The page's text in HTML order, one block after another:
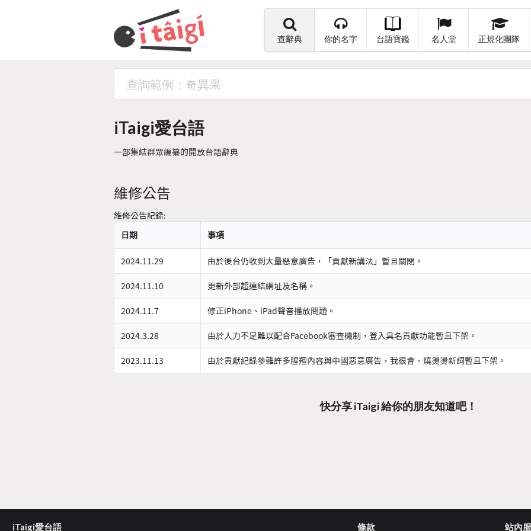
查辭典 你的名字 台語寶鑑 名人堂 正規化團隊
iTaigi愛台語
一部集結群眾編纂的開放台語辭典
維修公告
維修公告紀錄:
日期
事項
2024.11.29 由於後台仍收到大量惡意廣告，「貢獻新講法」暫且關閉。
2024.11.10 更新外部超連結網址及名稱。
2024.11.7 修正iPhone、iPad聲音播放問題。
2024.3.28 由於人力不足難以配合Facebook審查機制，登入具名貢獻功能暫且下架。
2023.11.13 由於貢獻紀錄參雜許多腥羶內容與中國惡意廣告，我很會、燒燙燙新詞暫且下架。
快分享 iTaigi 給你的朋友知道吧！
iTaigi愛台語 條款 站內